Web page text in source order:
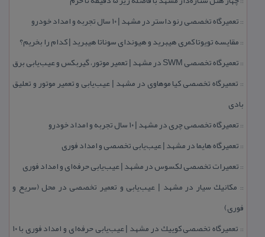
:: تعمیرگاه تخصصی رنو داستر در مشهد | ۱۰ سال تجربه و امداد خودرو
:: مقایسه تویوتا كمری هیبرید و هیوندای سوناتا هیبرید | كدام را بخریم؟
:: تعمیرگاه تخصصی SWM در مشهد | تعمیر موتور، گیربكس و عیب‌یابی برق
:: تعمیرگاه تخصصی كیا موهاوی در مشهد | عیب‌یابی و تعمیر موتور و تعلیق
بادی
:: تعمیرگاه تخصصی چری در مشهد | ۱۰ سال تجربه و امداد خودرو
:: تعمیرگاه هایما در مشهد | عیب‌یابی تخصصی و امداد فوری
:: تعمیرات تخصصی لكسوس در مشهد | عیب‌یابی حرفه‌ای و امداد فوری
:: مكانیك سیار در مشهد | عیب‌یابی و تعمیر تخصصی در محل (سریع و
فوری)
::
تعمیرگاه تخصصی كوییك در مشهد | عیب‌یابی حرفه‌ای و امداد فوری با ۱۰